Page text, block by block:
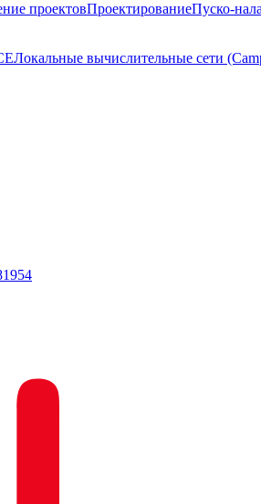
проектовПроектированиеПуско-
Локальные вычислительные сети